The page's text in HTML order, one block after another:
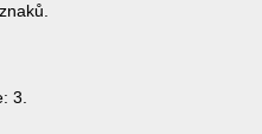
3.